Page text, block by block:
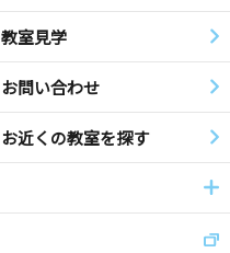
教室見学
お問い合わせ
お近くの教室を探す